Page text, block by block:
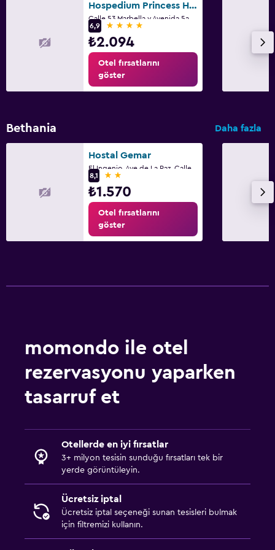
Çalışma alanı
Sağlık ve güvenlik
Çocuk menüsü
Çocuk dostu büfe
Spor salonu
Hospedium Princess Hotel Panamá
6,9
4 yıldız
₺2.094
Otel fırsatlarını
göster
Bethania Daha fazla
Hostal Gemar
8,1
2 yıldız
₺1.570
Otel fırsatlarını
göster
momondo ile otel
rezervasyonu yaparken
tasarruf et
Otellerde en iyi fırsatlar
3+ milyon tesisin sunduğu fırsatları tek bir
yerde görüntüleyin.
Ücretsiz iptal
Ücretsiz iptal seçeneği sunan tesisleri bulmak
için filtremizi kullanın.